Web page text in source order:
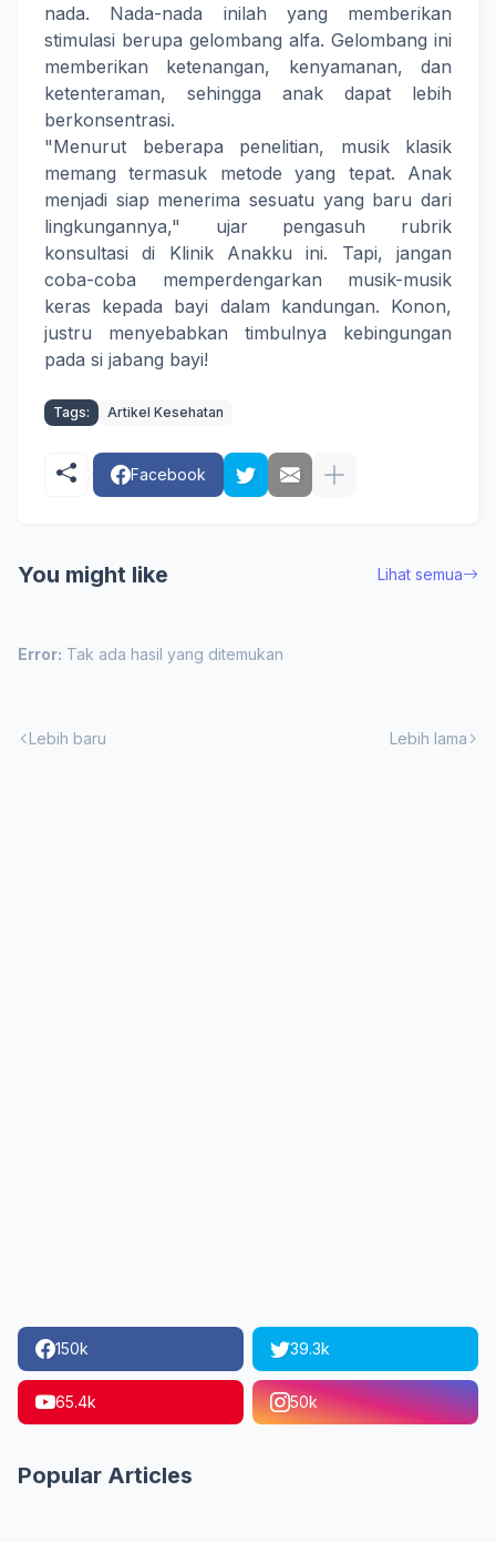
nada. Nada-nada inilah yang memberikan
stimulasi berupa gelombang alfa. Gelombang ini
memberikan ketenangan, kenyamanan, dan
ketenteraman, sehingga anak dapat lebih
berkonsentrasi.
"Menurut beberapa penelitian, musik klasik
memang termasuk metode yang tepat. Anak
menjadi siap menerima sesuatu yang baru dari
lingkungannya," ujar pengasuh rubrik
konsultasi di Klinik Anakku ini. Tapi, jangan
coba-coba memperdengarkan musik-musik
keras kepada bayi dalam kandungan. Konon,
justru menyebabkan timbulnya kebingungan
pada si jabang bayi!
Tags: Artikel Kesehatan
Facebook
You might like Lihat semua
Error: Tak ada hasil yang ditemukan
Lebih baru Lebih lama
150k 39.3k
65.4k 50k
Popular Articles